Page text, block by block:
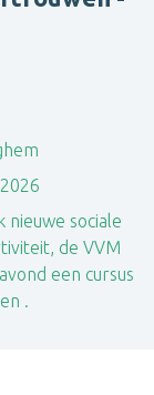
nieuwe sociale
de VVM
een cursus
.